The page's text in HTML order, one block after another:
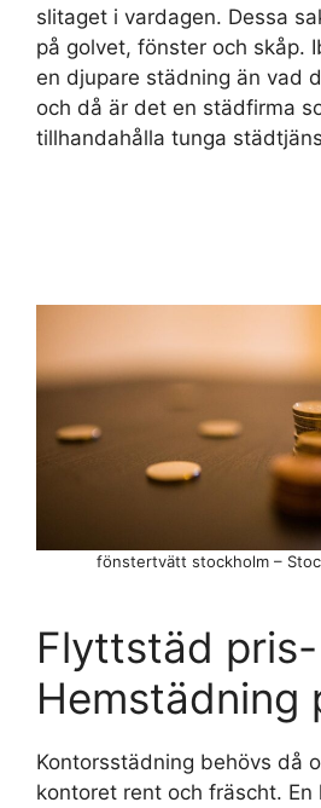
slitaget i vardagen. Dessa
på golvet, fönster och skåp.
en djupare städning än vad
och då är det en städfirma
tillhandahålla tunga
fönstertvätt stockholm –
Flyttstäd pris-
Hemstädning
Kontorsstädning behövs då
kontoret rent och fräscht. En